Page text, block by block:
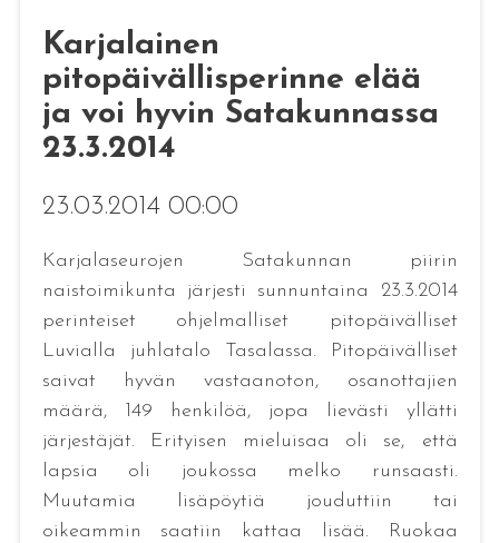
Karjalainen
pitopäivällisperinne elää
ja voi hyvin Satakunnassa
23.3.2014
23.03.2014 00:00
Karjalaseurojen Satakunnan piirin
naistoimikunta järjesti sunnuntaina 23.3.2014
perinteiset ohjelmalliset pitopäivälliset
Luvialla juhlatalo Tasalassa. Pitopäivälliset
saivat hyvän vastaanoton, osanottajien
määrä, 149 henkilöä, jopa lievästi yllätti
järjestäjät. Erityisen mieluisaa oli se, että
lapsia oli joukossa melko runsaasti.
Muutamia lisäpöytiä jouduttiin tai
oikeammin saatiin kattaa lisää. Ruokaa